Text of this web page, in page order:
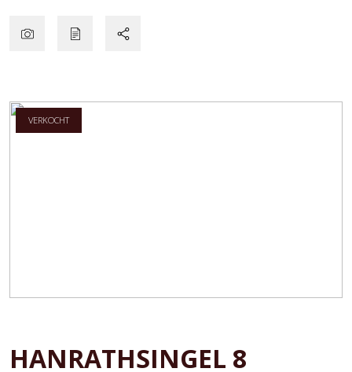
VERKOCHT
HANRATHSINGEL 8